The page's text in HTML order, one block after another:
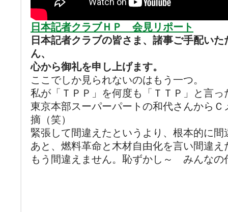
日本記者クラブＨＰ 会見リポート
日本記者クラブの皆さま、諸事ご手配い
ん、
心から御礼を申し上げます。
ここでしか見られないのはもう一つ。
私が「ＴＰＰ」を何度も「ＴＴＰ」と言っ
東京本部スーパーパートの和代さんから
摘（笑）
緊張して間違えたというより、根本的に間
あと、燃料革命と木材自由化を言い間違え
もう間違えません。恥ずかし～ みんなの